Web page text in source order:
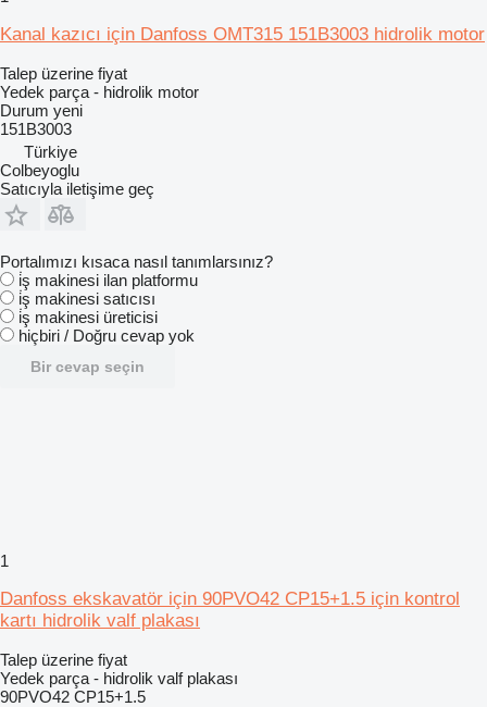
Kanal kazıcı için Danfoss OMT315 151B3003 hidrolik motor
Talep üzerine fiyat
Yedek parça - hidrolik motor
Durum yeni
151B3003
Türkiye
Colbeyoglu
Satıcıyla iletişime geç
Portalımızı kısaca nasıl tanımlarsınız?
i̇ş makinesi ilan platformu
i̇ş makinesi satıcısı
i̇ş makinesi üreticisi
hiçbiri / Doğru cevap yok
Bir cevap seçin
1
Danfoss ekskavatör için 90PVO42 CP15+1.5 için kontrol
kartı hidrolik valf plakası
Talep üzerine fiyat
Yedek parça - hidrolik valf plakası
90PVO42 CP15+1.5